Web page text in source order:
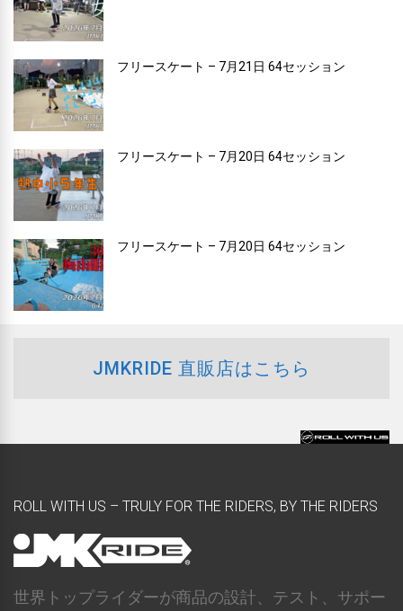
フリースケート – 7月21日 64セッション
フリースケート – 7月20日 64セッション
フリースケート – 7月20日 64セッション
JMKRIDE 直販店はこちら
ROLL WITH US – TRULY FOR THE RIDERS, BY THE RIDERS
世界トップライダーが商品の設計、テスト、サポー